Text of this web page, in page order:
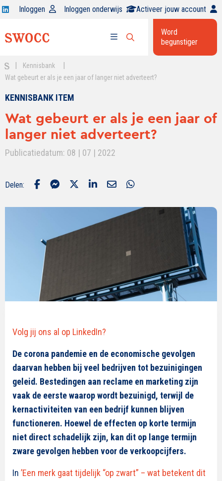
Open
op
Inloggen Inloggen onderwijs Activeer jouw account
Open
zoekbalk
Word
begunstiger
Kennisbank
Wat gebeurt er als je een jaar of langer niet adverteert?
KENNISBANK ITEM
Wat gebeurt er als je een jaar of
langer niet adverteert?
Publicatiedatum: 08 | 07 | 2022
Delen:
Volg jij ons al op LinkedIn?
De corona pandemie en de economische gevolgen
daarvan hebben bij veel bedrijven tot bezuinigingen
geleid. Bestedingen aan reclame en marketing zijn
vaak de eerste waarop wordt bezuinigd, terwijl de
kernactiviteiten van een bedrijf kunnen blijven
functioneren. Hoewel de effecten op korte termijn
niet direct schadelijk zijn, kan dit op lange termijn
zware gevolgen hebben voor de verkoopcijfers.
In ’Een merk gaat tijdelijk “op zwart” – wat betekent dit